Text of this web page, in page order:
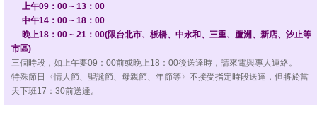
上午09：00 ~ 13：00
中午14：00 ~ 18：00
晚上18：00 ~ 21：00(限台北市、板橋、中永和、三重、蘆洲、新店、汐止等
市區)
三個時段，如上午要09：00前或晚上18：00後送達時，請來電與專人連絡。
特殊節日〈情人節、聖誕節、母親節、年節等〉不接受指定時段送達，但將於當
天下班17：30前送達。